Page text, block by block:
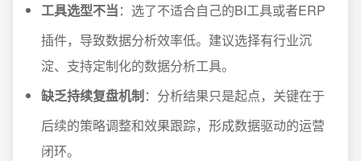
工具选型不当：选了不适合自己的BI工具或者ERP
插件，导致数据分析效率低。建议选择有行业沉
淀、支持定制化的数据分析工具。
缺乏持续复盘机制：分析结果只是起点，关键在于
后续的策略调整和效果跟踪，形成数据驱动的运营
闭环。